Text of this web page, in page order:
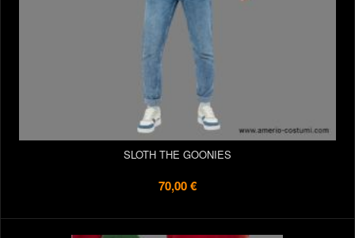
SLOTH THE GOONIES
70,00 €